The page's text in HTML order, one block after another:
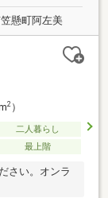
懸町阿左美
2）
二人暮らし
最上階
さい。オンラ